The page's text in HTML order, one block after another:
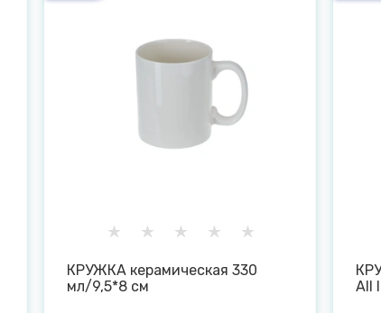
КРУЖКА керамическая 330
мл/9,5*8 см
All